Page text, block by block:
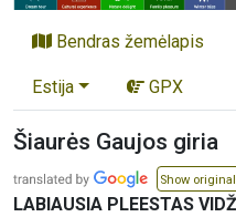
Bendras žemėlapis
Estija GPX
Šiaurės Gaujos giria
Show original
LABIAUSIA PLEESTAS